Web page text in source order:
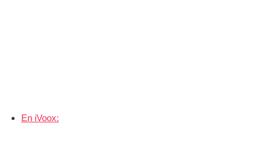
En iVoox: